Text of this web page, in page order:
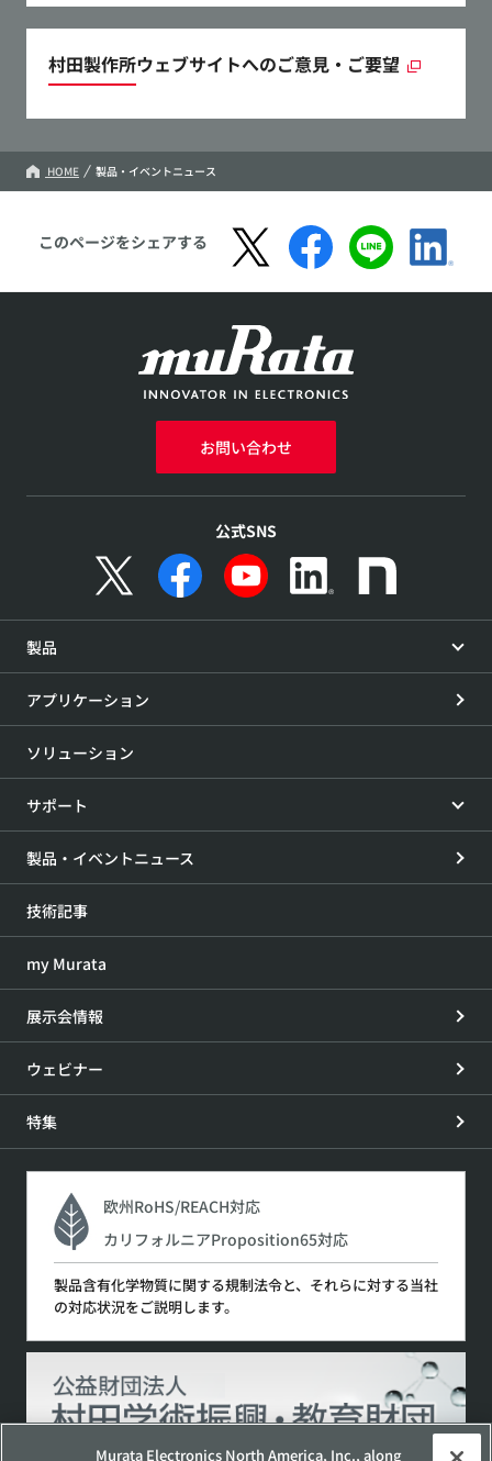
村田製作所ウェブサイトへのご意見・ご要望
HOME 製品・イベントニュース
このページをシェアする
お問い合わせ
公式SNS
製品
アプリケーション
ソリューション
サポート
製品・イベントニュース
技術記事
my Murata
展示会情報
ウェビナー
特集
欧州RoHS/REACH対応
カリフォルニアProposition65対応
製品含有化学物質に関する規制法令と、それらに対する当社
の対応状況をご説明します。
Murata Electronics North America, Inc., along